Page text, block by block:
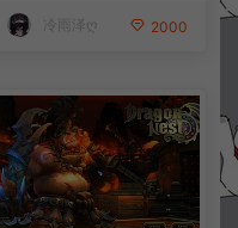
+详细搭建教程+视频教程
冷雨泽ღ 2000